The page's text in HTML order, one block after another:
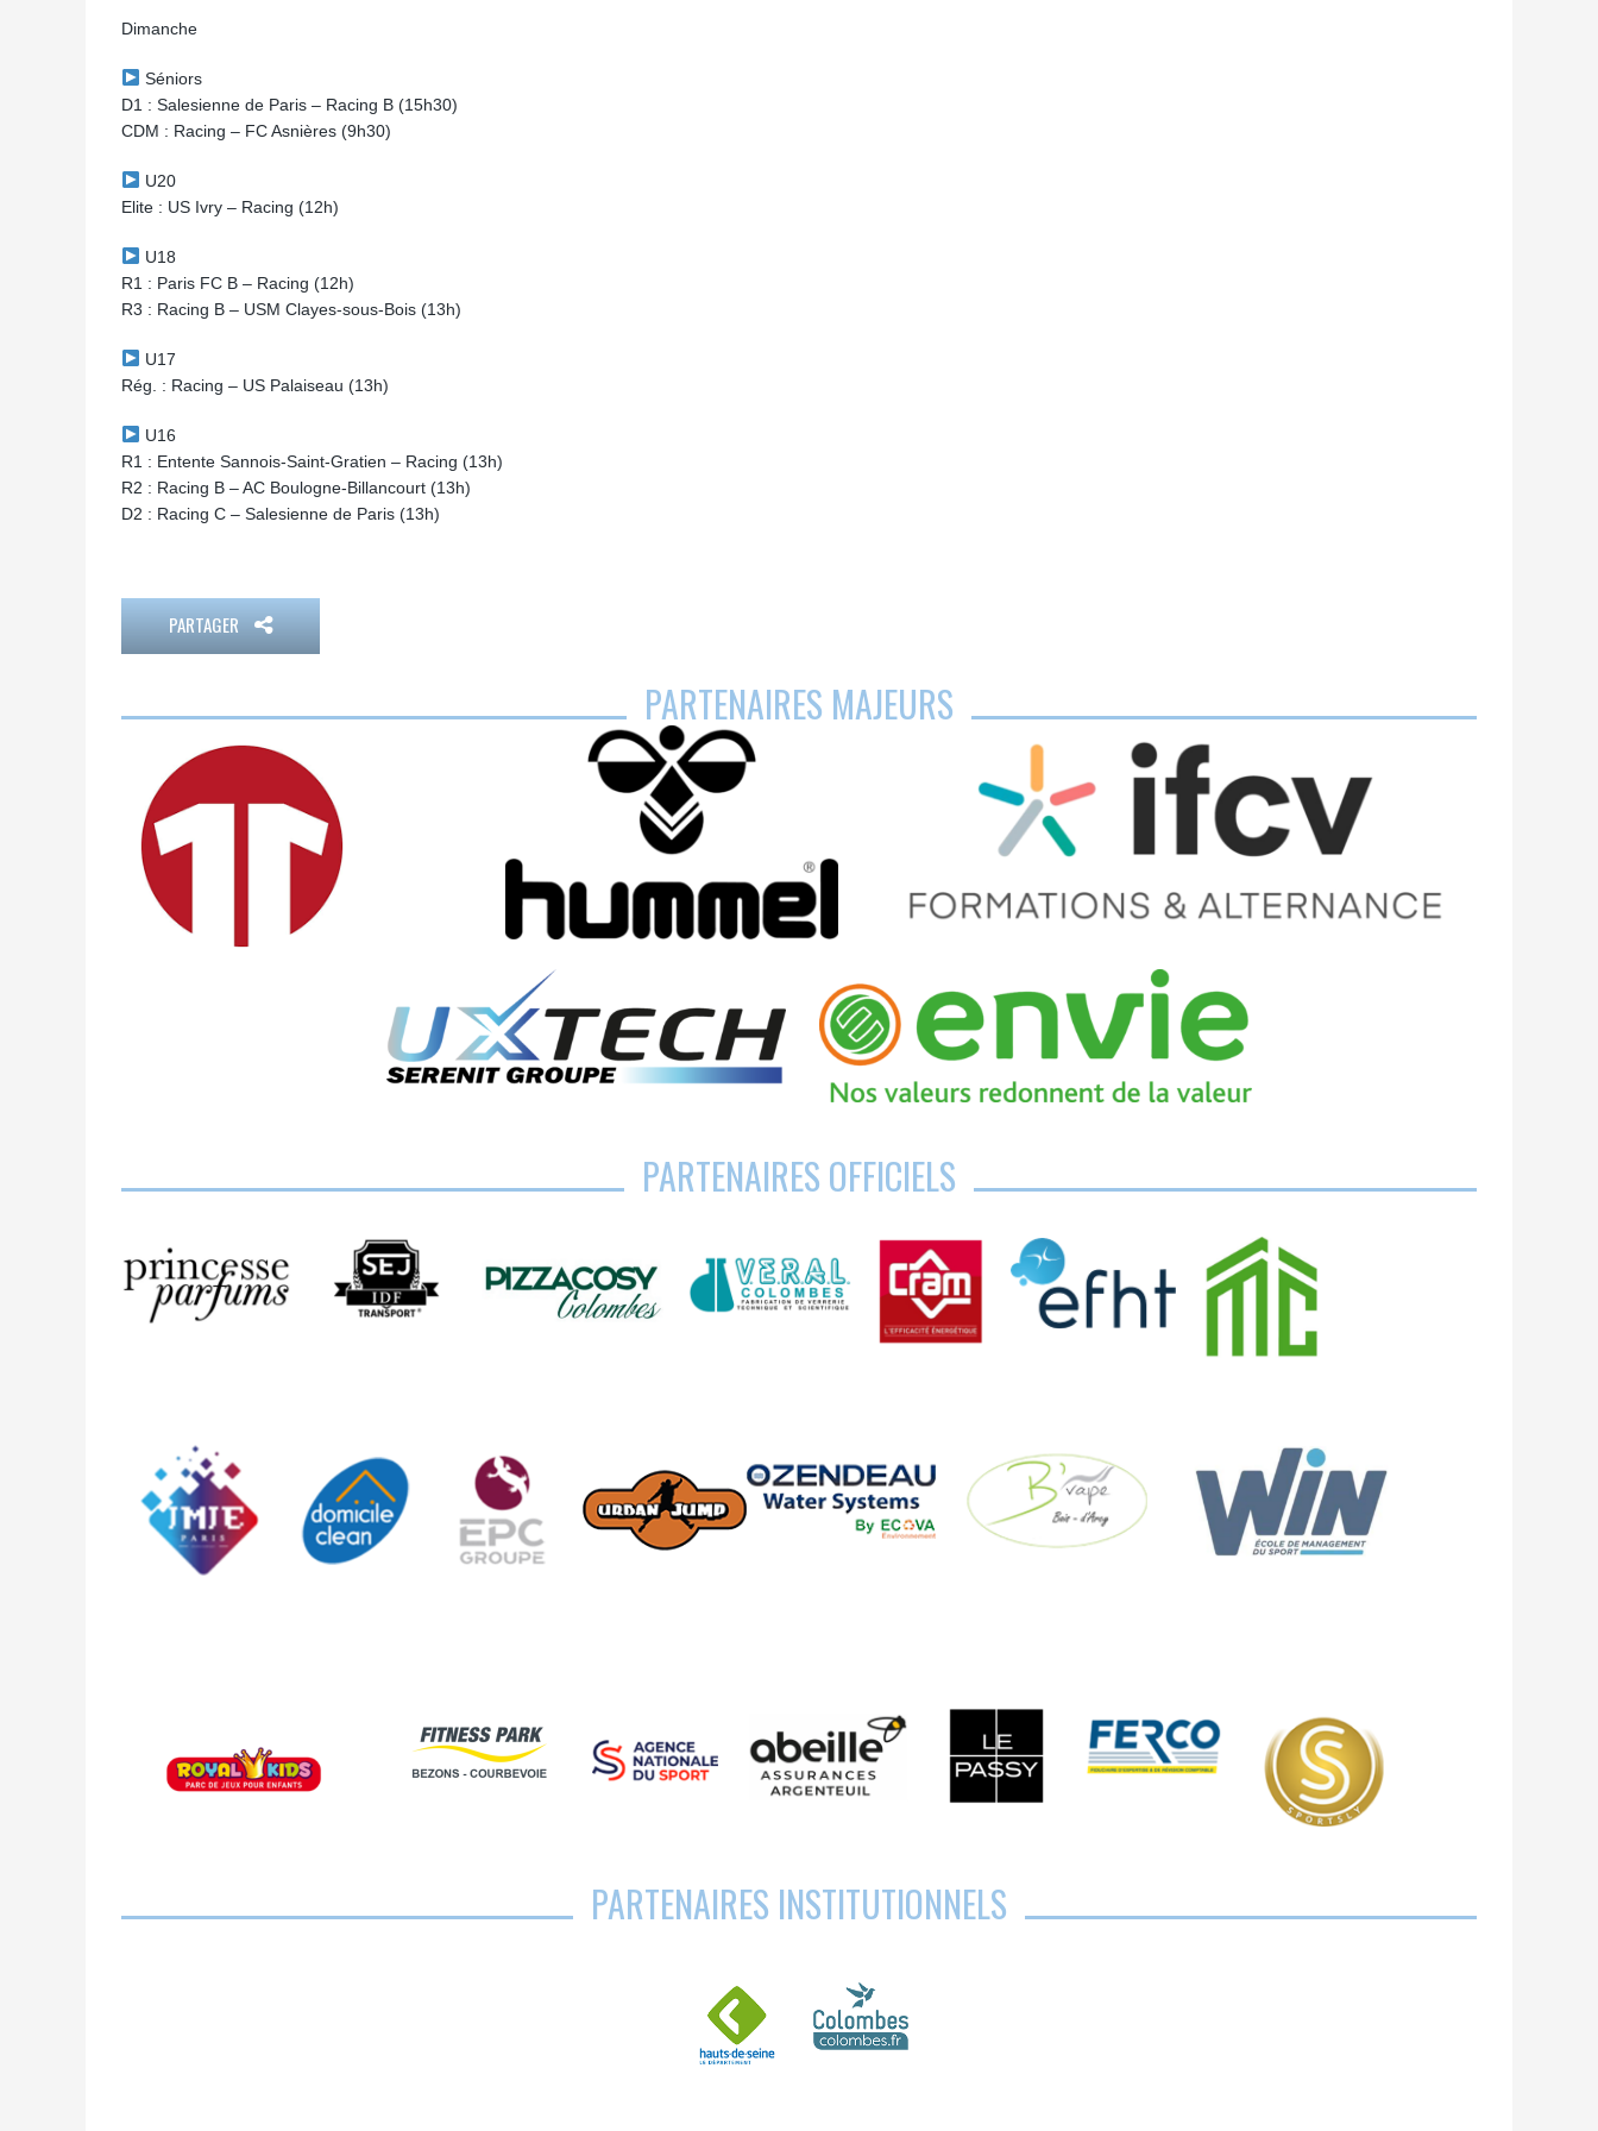
Dimanche
Séniors
D1 : Salesienne de Paris – Racing B (15h30)
CDM : Racing – FC Asnières (9h30)
U20
Elite : US Ivry – Racing (12h)
U18
R1 : Paris FC B – Racing (12h)
R3 : Racing B – USM Clayes-sous-Bois (13h)
U17
Rég. : Racing – US Palaiseau (13h)
U16
R1 : Entente Sannois-Saint-Gratien – Racing (13h)
R2 : Racing B – AC Boulogne-Billancourt (13h)
D2 : Racing C – Salesienne de Paris (13h)
PARTAGER
PARTENAIRES MAJEURS
PARTENAIRES OFFICIELS
PARTENAIRES INSTITUTIONNELS